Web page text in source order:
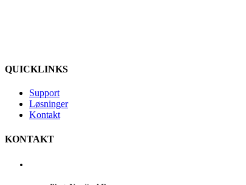
QUICKLINKS
Support
Løsninger
Kontakt
KONTAKT